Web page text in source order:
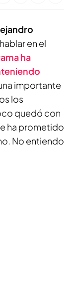
en el
ha
importante
los
quedó con
ha prometido
No entiendo